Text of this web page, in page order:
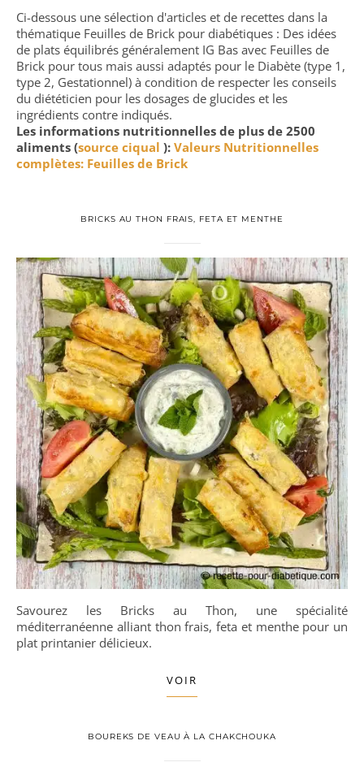
Ci-dessous une sélection d'articles et de recettes dans la
thématique Feuilles de Brick pour diabétiques : Des idées
de plats équilibrés généralement IG Bas avec Feuilles de
Brick pour tous mais aussi adaptés pour le Diabète (type 1,
type 2, Gestationnel) à condition de respecter les conseils
du diététicien pour les dosages de glucides et les
ingrédients contre indiqués.
Les informations nutritionnelles de plus de 2500
aliments (source ciqual ): Valeurs Nutritionnelles
complètes: Feuilles de Brick
BRICKS AU THON FRAIS, FETA ET MENTHE
Savourez les Bricks au Thon, une spécialité
méditerranéenne alliant thon frais, feta et menthe pour un
plat printanier délicieux.
VOIR
BOUREKS DE VEAU À LA CHAKCHOUKA